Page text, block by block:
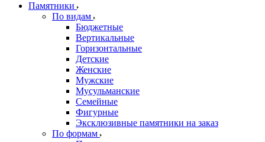
Памятники
По видам
Бюджетные
Вертикальные
Горизонтальные
Детские
Женские
Мужские
Мусульманские
Семейные
Фигурные
Эксклюзивные памятники на заказ
По формам